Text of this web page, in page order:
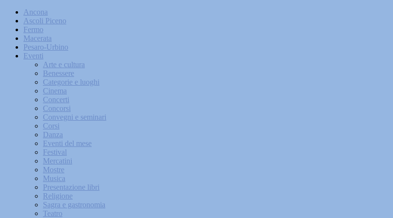
Ancona
Ascoli Piceno
Fermo
Macerata
Pesaro-Urbino
Eventi
Arte e cultura
Benessere
Categorie e luoghi
Cinema
Concerti
Concorsi
Convegni e seminari
Corsi
Danza
Eventi del mese
Festival
Mercatini
Mostre
Musica
Presentazione libri
Religione
Sagra e gastronomia
Teatro